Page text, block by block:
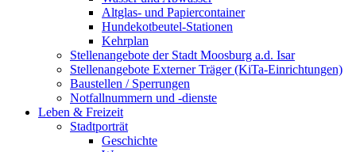
Altglas- und Papiercontainer
Hundekotbeutel-Stationen
Kehrplan
Stellenangebote der Stadt Moosburg a.d. Isar
Stellenangebote Externer Träger (KiTa-Einrichtungen)
Baustellen / Sperrungen
Notfallnummern und -dienste
Leben & Freizeit
Stadtporträt
Geschichte